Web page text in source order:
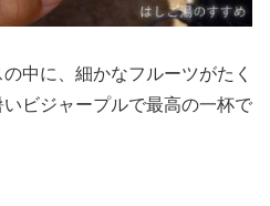
中に、細かなフルーツがたく
ビジャープルで最高の一杯で